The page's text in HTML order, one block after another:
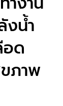
งน้ำ
ด
ภาพ